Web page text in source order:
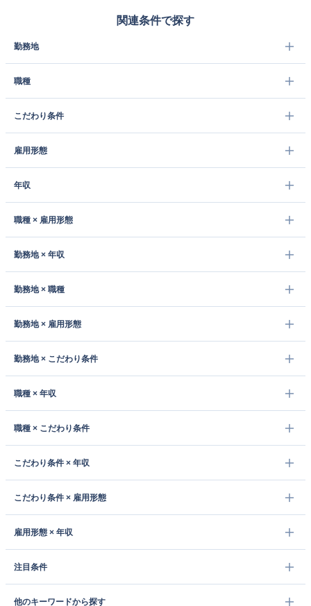
関連条件で探す
勤務地
職種
こだわり条件
雇用形態
年収
職種 × 雇用形態
勤務地 × 年収
勤務地 × 職種
勤務地 × 雇用形態
勤務地 × こだわり条件
職種 × 年収
職種 × こだわり条件
こだわり条件 × 年収
こだわり条件 × 雇用形態
雇用形態 × 年収
注目条件
他のキーワードから探す